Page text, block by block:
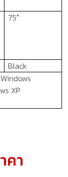
75°
Black
XP
คา